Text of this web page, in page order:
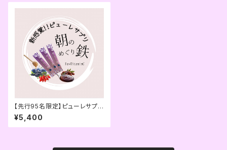
【先行95名限定】ピューレサプリ
「朝のめぐり鉄」14本入
¥5,400